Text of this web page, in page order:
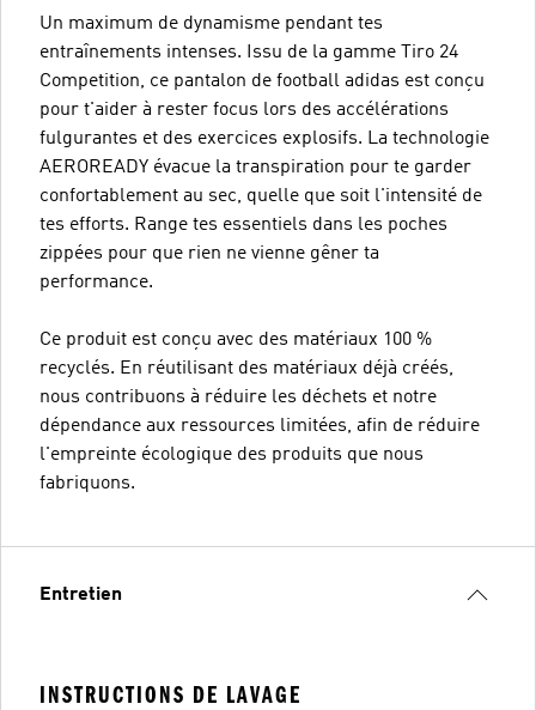
Un maximum de dynamisme pendant tes
entraînements intenses. Issu de la gamme Tiro 24
Competition, ce pantalon de football adidas est conçu
pour t'aider à rester focus lors des accélérations
fulgurantes et des exercices explosifs. La technologie
AEROREADY évacue la transpiration pour te garder
confortablement au sec, quelle que soit l'intensité de
tes efforts. Range tes essentiels dans les poches
zippées pour que rien ne vienne gêner ta
performance.
Ce produit est conçu avec des matériaux 100 %
recyclés. En réutilisant des matériaux déjà créés,
nous contribuons à réduire les déchets et notre
dépendance aux ressources limitées, afin de réduire
l'empreinte écologique des produits que nous
fabriquons.
Entretien
INSTRUCTIONS DE LAVAGE